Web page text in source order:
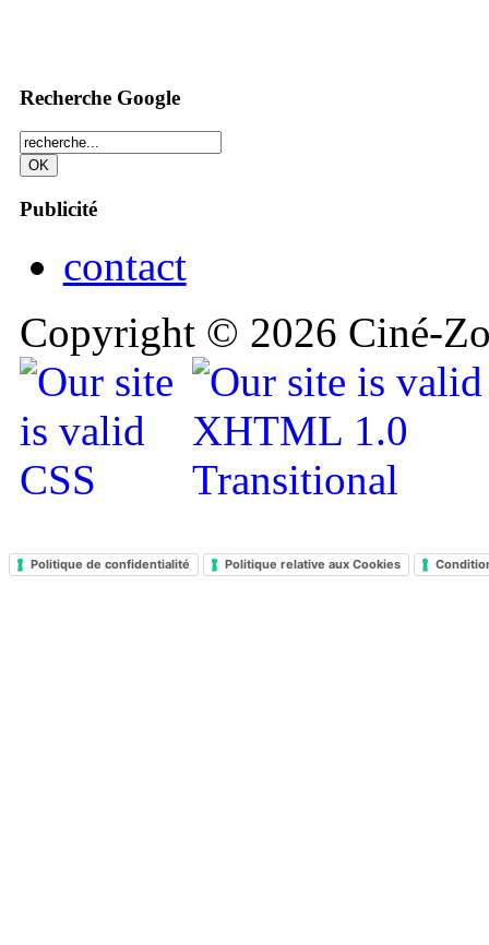
Recherche Google
Publicité
contact
Copyright © 2026 Ciné-
Politique de confidentialité Politique relative aux Cookies